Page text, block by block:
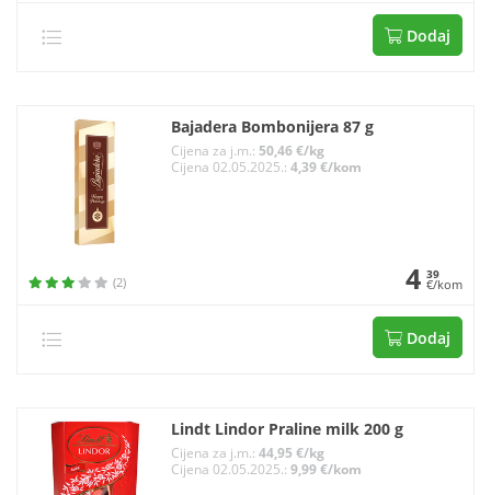
Dodaj
Bajadera Bombonijera 87 g
Cijena za j.m.: 50,46 €/kg
Cijena 02.05.2025.: 4,39 €/kom
(2) 4 39
€/kom
Dodaj
Lindt Lindor Praline milk 200 g
Cijena za j.m.: 44,95 €/kg
Cijena 02.05.2025.: 9,99 €/kom